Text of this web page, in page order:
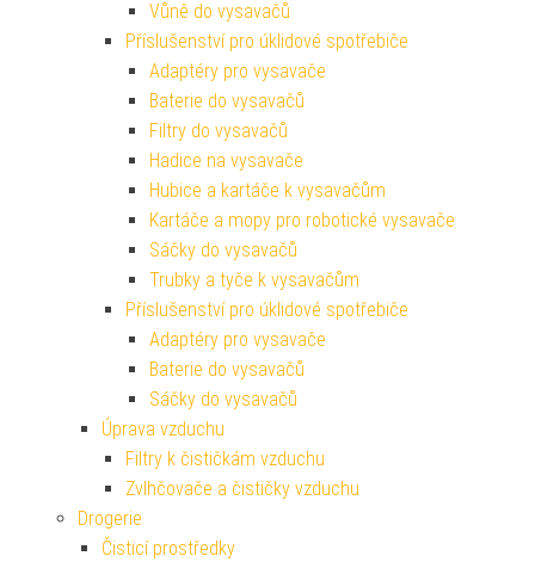
Vůně do vysavačů
Příslušenství pro úklidové spotřebiče
Adaptéry pro vysavače
Baterie do vysavačů
Filtry do vysavačů
Hadice na vysavače
Hubice a kartáče k vysavačům
Kartáče a mopy pro robotické vysavače
Sáčky do vysavačů
Trubky a tyče k vysavačům
Příslušenství pro úklidové spotřebiče
Adaptéry pro vysavače
Baterie do vysavačů
Sáčky do vysavačů
Úprava vzduchu
Filtry k čističkám vzduchu
Zvlhčovače a čističky vzduchu
Drogerie
Čisticí prostředky